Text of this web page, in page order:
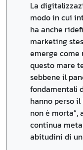
La
modo in cui
ha anche
marketing
emerge come
questo mare
sebbene il
fondamentali
hanno perso il
non è
continua
abitudini di